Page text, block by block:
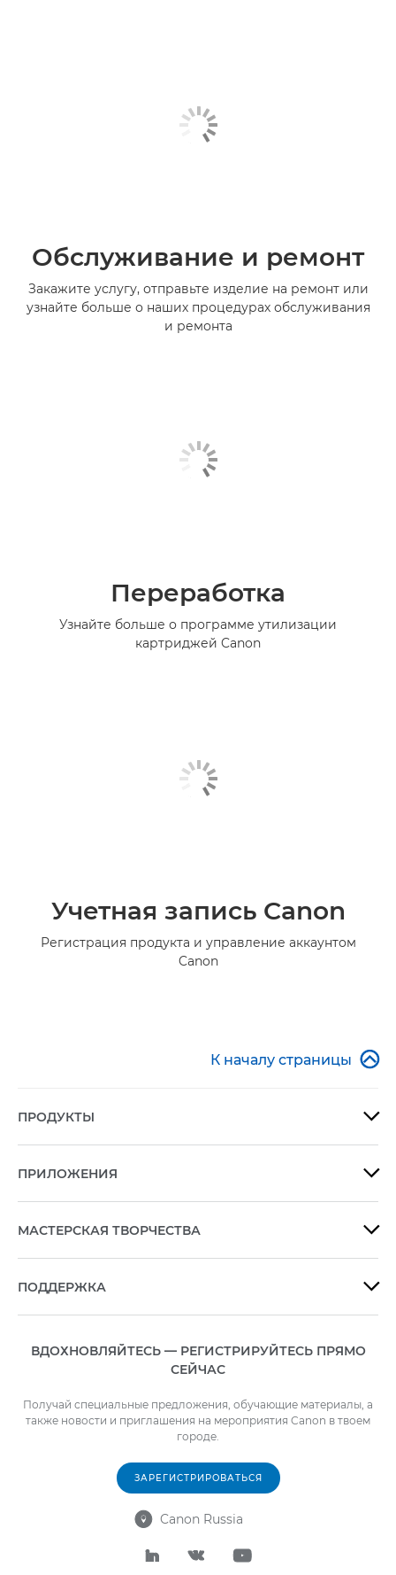
Обслуживание и ремонт
Закажите услугу, отправьте изделие на ремонт или
узнайте больше о наших процедурах обслуживания
и ремонта
Переработка
Узнайте больше о программе утилизации
картриджей Canon
Учетная запись Canon
Регистрация продукта и управление аккаунтом
Canon
К началу страницы 
ПРОДУКТЫ 
ПРИЛОЖЕНИЯ 
МАСТЕРСКАЯ ТВОРЧЕСТВА 
ПОДДЕРЖКА 
ВДОХНОВЛЯЙТЕСЬ — РЕГИСТРИРУЙТЕСЬ ПРЯМО
СЕЙЧАС
Получай специальные предложения, обучающие материалы, а
также новости и приглашения на мероприятия Canon в твоем
городе.
ЗАРЕГИСТРИРОВАТЬСЯ
 Canon Russia
  